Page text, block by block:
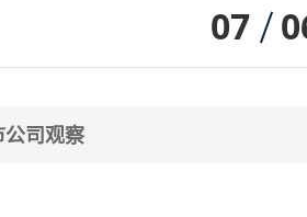
07
司观察